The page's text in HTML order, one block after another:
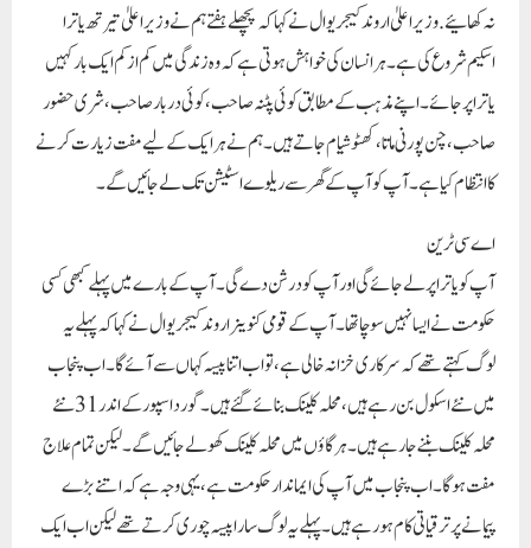
نہ کھائیے.وزیراعلیٰ اروند کیجریوال نے کہا کہ پچھلے ہفتے ہم نے وزیراعلیٰ تیرتھ یاترا
اسکیم شروع کی ہے۔ ہر انسان کی خواہش ہوتی ہے کہ وہ زندگی میں کم از کم ایک بار کہیں
یاترا پر جائے۔ اپنے مذہب کے مطابق کوئی پٹنہ صاحب، کوئی دربار صاحب، شری حضور
صاحب، چن پورنی ماتا، کھٹو شیام جاتے ہیں۔ ہم نے ہر ایک کے لیے مفت زیارت کرنے
کا انتظام کیا ہے۔ آپ کو آپ کے گھر سے ریلوے اسٹیشن تک لے جائیں گے۔
اے سی ٹرین
آپ کو یاترا پر لے جائے گی اور آپ کو درشن دے گی۔ آپ کے بارے میں پہلے کبھی کسی
حکومت نے ایسا نہیں سوچا تھا۔آپ کے قومی کنوینر اروند کیجریوال نے کہا کہ پہلے یہ
لوگ کہتے تھے کہ سرکاری خزانہ خالی ہے، تو اب اتنا پیسہ کہاں سے آئے گا۔ اب پنجاب
میں نئے اسکول بن رہے ہیں، محلہ کلینک بنائے گئے ہیں۔ گورداسپور کے اندر 31 نئے
محلہ کلینک بننے جا رہے ہیں۔ ہر گاؤں میں محلہ کلینک کھولے جائیں گے۔لیکن تمام علاج
مفت ہوگا۔ اب پنجاب میں آپ کی ایماندار حکومت ہے، یہی وجہ ہے کہ اتنے بڑے
پیمانے پر ترقیاتی کام ہو رہے ہیں۔ پہلے یہ لوگ سارا پیسہ چوری کرتے تھے لیکن اب ایک